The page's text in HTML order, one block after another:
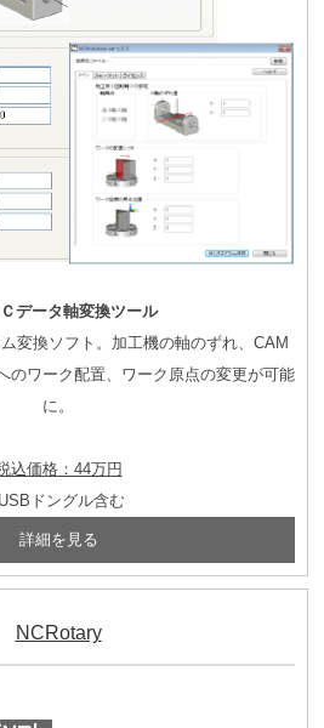
データ軸変換ツール
変換ソフト。加工機の軸のずれ、CAM
のワーク配置、ワーク原点の変更が可能
に。
込価格：44万円
ドングル含む
NCRotary